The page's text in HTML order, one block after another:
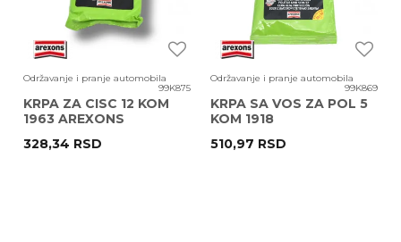
Održavanje i pranje automobila
99K875
KRPA ZA CISC 12 KOM
1963 AREXONS
328,34 RSD
Održavanje i pranje automobila
99K869
KRPA SA VOS ZA POL 5
KOM 1918
510,97 RSD